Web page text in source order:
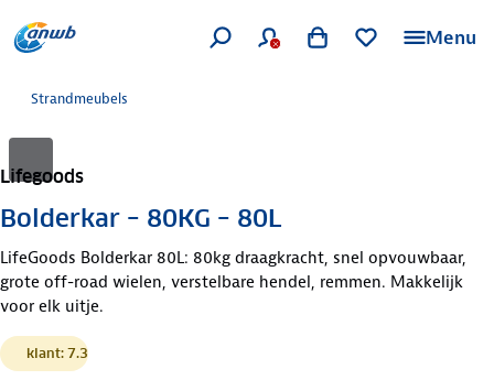
Menu
Strandmeubels
Lifegoods
Bolderkar – 80KG – 80L
LifeGoods Bolderkar 80L: 80kg draagkracht, snel opvouwbaar,
grote off-road wielen, verstelbare hendel, remmen. Makkelijk
voor elk uitje.
klant: 7.3